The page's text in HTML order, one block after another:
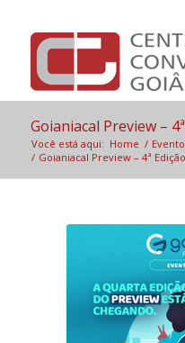
Goianiacal Preview –
Você está aqui: Home /
/ Goianiacal Preview – 4ª Edição